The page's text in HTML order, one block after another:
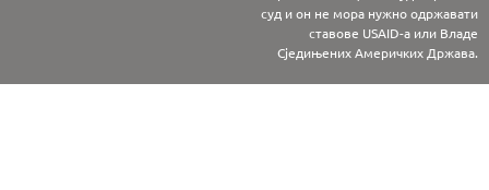
суд и он не мора нужно одржавати
ставове USAID-а или Владе
Сједињених Америчких Држава.